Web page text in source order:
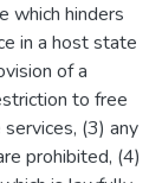
which hinders
in a host state
of a
to free
(3) any
prohibited, (4)